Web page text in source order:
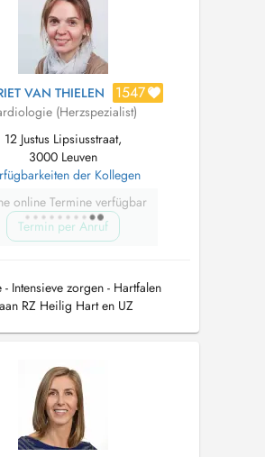
VAN THIELEN 1547
(Herzspezialist)
12 Justus Lipsiusstraat,
3000 Leuven
der Kollegen
online Termine verfügbar
Termin per Anruf
Intensieve zorgen - Hartfalen
RZ Heilig Hart en UZ